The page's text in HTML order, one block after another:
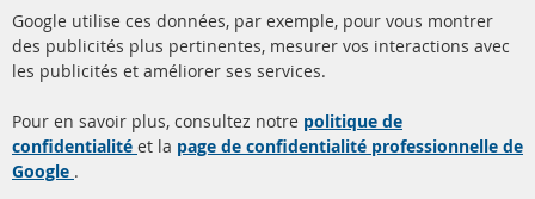
info@contra-automotive.de
facebook
instagram
Filtres à particules diesel
(FPD)
à propos de nous
Google utilise ces données, par exemple, pour vous montrer
des publicités plus pertinentes, mesurer vos interactions avec
les publicités et améliorer ses services.
Pour en savoir plus, consultez notre politique de
confidentialité et la page de confidentialité professionnelle de
Google .